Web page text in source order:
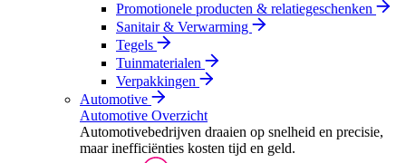
Promotionele producten & relatiegeschenken
Sanitair & Verwarming
Tegels
Tuinmaterialen
Verpakkingen
Automotive
Automotive Overzicht
Automotivebedrijven draaien op snelheid en precisie,
maar inefficiënties kosten tijd en geld.